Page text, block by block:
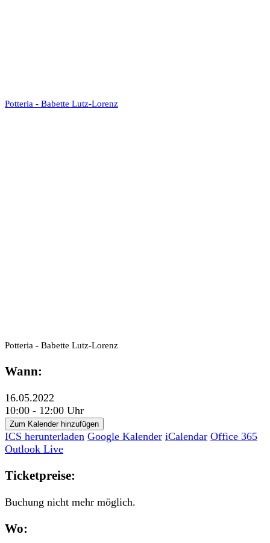
Potteria - Babette Lutz-Lorenz
Potteria - Babette Lutz-Lorenz
Wann:
16.05.2022
10:00 - 12:00 Uhr
Zum Kalender hinzufügen
ICS herunterladen Google Kalender iCalendar Office 365
Outlook Live
Ticketpreise:
Buchung nicht mehr möglich.
Wo: